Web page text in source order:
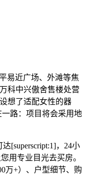
易近广场、外滩等焦
科中兴傲舍售楼处营
想了适配女性的器
路：项目将会采用地
[superscript:1]，24小
用专业目光去买房。
万+）、户型细节、购